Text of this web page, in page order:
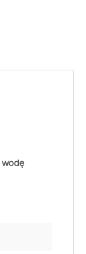
wodę